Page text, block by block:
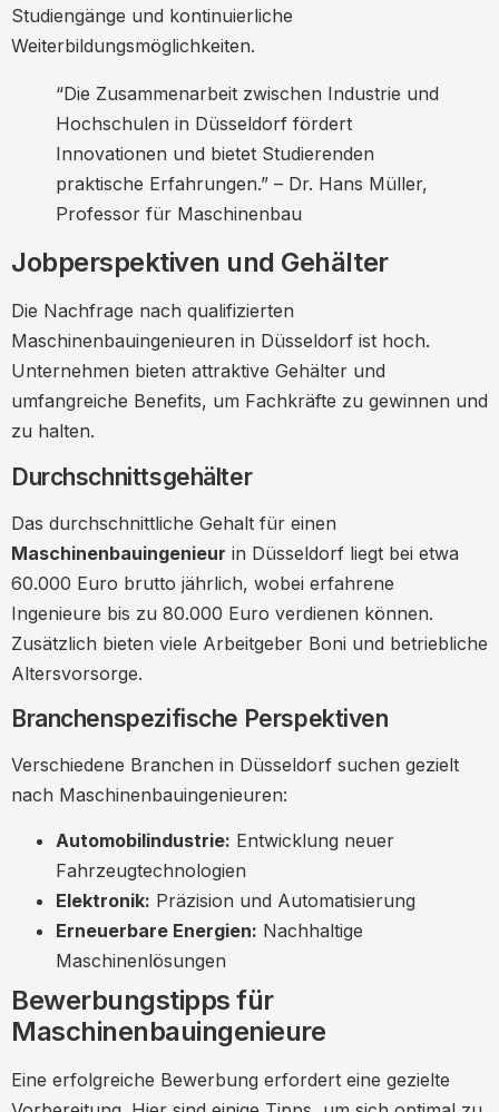
Studiengänge und kontinuierliche
Weiterbildungsmöglichkeiten.
“Die Zusammenarbeit zwischen Industrie und
Hochschulen in Düsseldorf fördert
Innovationen und bietet Studierenden
praktische Erfahrungen.” – Dr. Hans Müller,
Professor für Maschinenbau
Jobperspektiven und Gehälter
Die Nachfrage nach qualifizierten
Maschinenbauingenieuren in Düsseldorf ist hoch.
Unternehmen bieten attraktive Gehälter und
umfangreiche Benefits, um Fachkräfte zu gewinnen und
zu halten.
Durchschnittsgehälter
Das durchschnittliche Gehalt für einen
Maschinenbauingenieur in Düsseldorf liegt bei etwa
60.000 Euro brutto jährlich, wobei erfahrene
Ingenieure bis zu 80.000 Euro verdienen können.
Zusätzlich bieten viele Arbeitgeber Boni und betriebliche
Altersvorsorge.
Branchenspezifische Perspektiven
Verschiedene Branchen in Düsseldorf suchen gezielt
nach Maschinenbauingenieuren:
Automobilindustrie: Entwicklung neuer
Fahrzeugtechnologien
Elektronik: Präzision und Automatisierung
Erneuerbare Energien: Nachhaltige
Maschinenlösungen
Bewerbungstipps für
Maschinenbauingenieure
Eine erfolgreiche Bewerbung erfordert eine gezielte